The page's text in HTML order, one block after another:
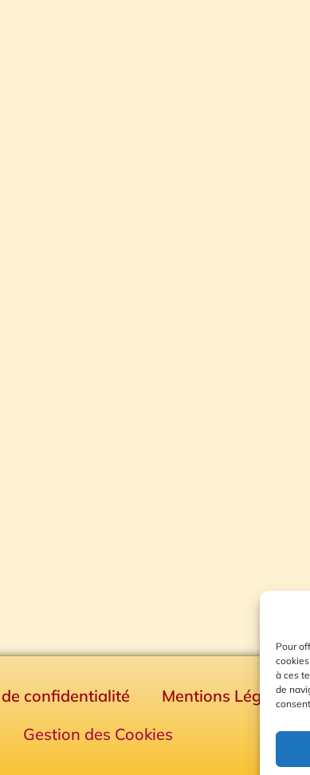
Pour
à ces
de
confidentialité Mentions Légales
Gestion des Cookies